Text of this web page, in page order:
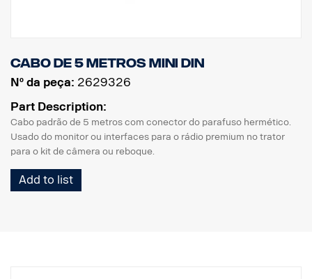
Cabo de 5 metros MINI DIN
Nº da peça: 2629326
Part Description:
Cabo padrão de 5 metros com conector do parafuso hermético.
Usado do monitor ou interfaces para o rádio premium no trator
para o kit de câmera ou reboque.
Add to list